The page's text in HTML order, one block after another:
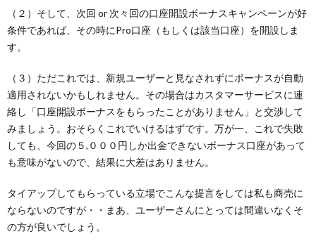
（２）そして、次回 or 次々回の口座開設ボーナスキャンペーンが好
条件であれば、その時にPro口座（もしくは該当口座）を開設しま
す。
（３）ただこれでは、新規ユーザーと見なされずにボーナスが自動
適用されないかもしれません。その場合はカスタマーサービスに連
絡し「口座開設ボーナスをもらったことがありません」と交渉して
みましょう。おそらくこれでいけるはずです。万が一、これで失敗
しても、今回の５,０００円しか出金できないボーナス口座があって
も意味がないので、結果に大差はありません。
タイアップしてもらっている立場でこんな提言をしては私も商売に
ならないのですが・・まあ、ユーザーさんにとっては間違いなくそ
の方が良いでしょう。